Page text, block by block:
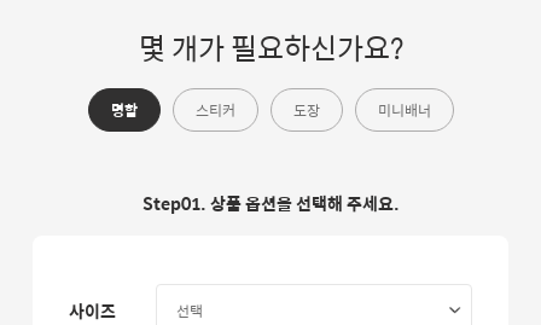
몇 개가 필요하신가요?
명함 스티커 도장 미니배너
Step01. 상품 옵션을 선택해 주세요.
사이즈